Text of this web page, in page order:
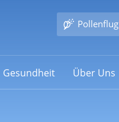
Pollenflug
Gesundheit Über Uns